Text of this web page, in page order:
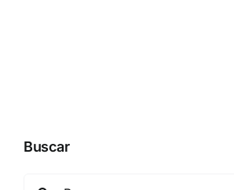
Buscar